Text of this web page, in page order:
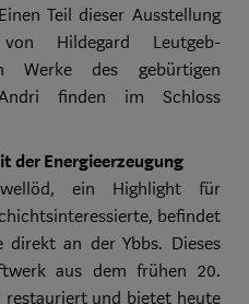
Teil dieser Ausstellung
Hildegard Leutgeb-
Werke des gebürtigen
finden im Schloss
der Energieerzeugung
ein Highlight für
befindet
direkt an der Ybbs. Dieses
aus dem frühen 20.
restauriert und bietet heute